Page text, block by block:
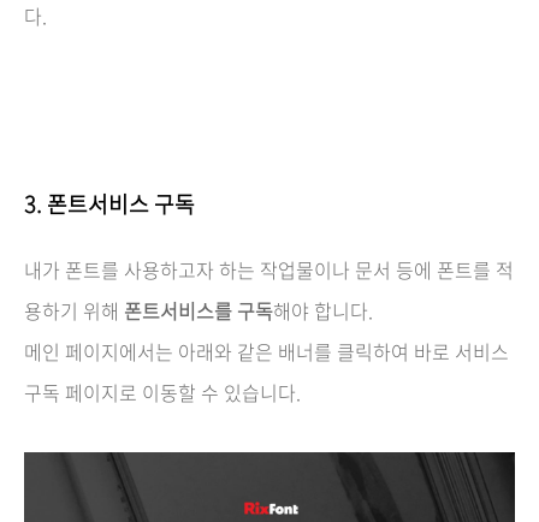
다.
3. 폰트서비스 구독
내가 폰트를 사용하고자 하는 작업물이나 문서 등에 폰트를 적
용하기 위해 폰트서비스를 구독해야 합니다.
메인 페이지에서는 아래와 같은 배너를 클릭하여 바로 서비스
구독 페이지로 이동할 수 있습니다.